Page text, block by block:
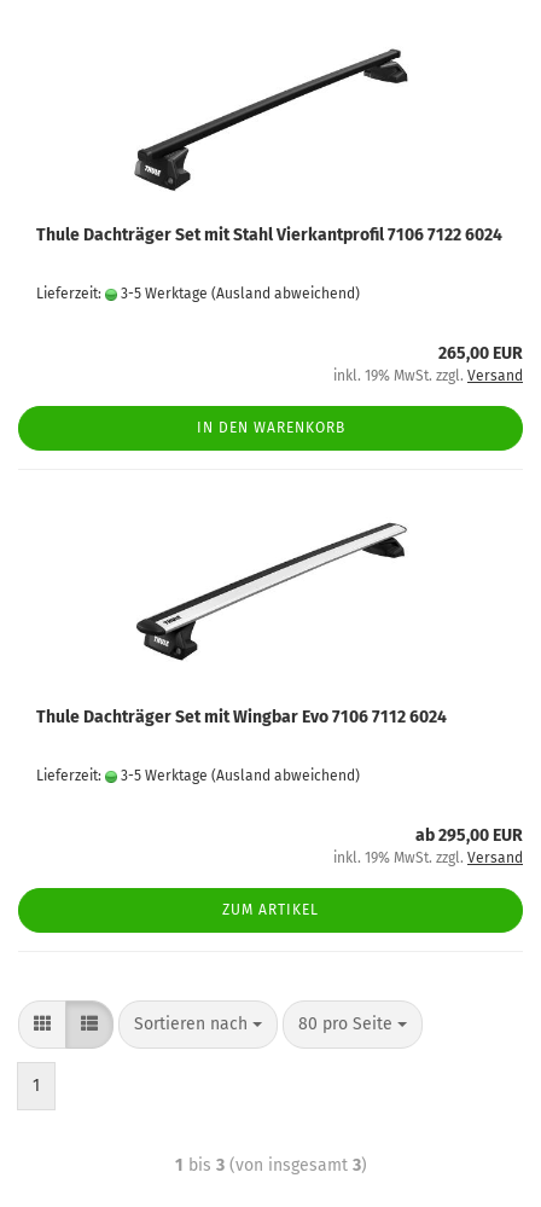
Thule Dachträger Set mit Stahl Vierkantprofil 7106 7122 6024
Lieferzeit: 3-5 Werktage (Ausland abweichend)
265,00 EUR
inkl. 19% MwSt. zzgl. Versand
IN DEN WARENKORB
Thule Dachträger Set mit Wingbar Evo 7106 7112 6024
Lieferzeit: 3-5 Werktage (Ausland abweichend)
ab 295,00 EUR
inkl. 19% MwSt. zzgl. Versand
ZUM ARTIKEL
Sortieren nach 80 pro Seite
1
1 bis 3(von insgesamt 3)